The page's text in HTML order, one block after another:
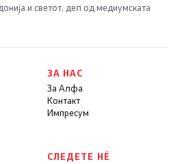
и светот, дел од медиумската
ЗА НАС
За Алфа
Контакт
Импресум
СЛЕДЕТЕ НÉ